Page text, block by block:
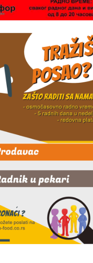
радника за рад на
„Липа промет” у
За више
доћи лично на
у улици Максима
радног дана од
063/465-045
врсте димњака.